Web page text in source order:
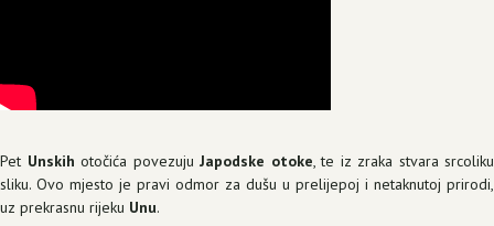
Pet Unskih otočića povezuju Japodske otoke, te iz zraka stvara srcoliku
sliku. Ovo mjesto je pravi odmor za dušu u prelijepoj i netaknutoj prirodi,
uz prekrasnu rijeku Unu.